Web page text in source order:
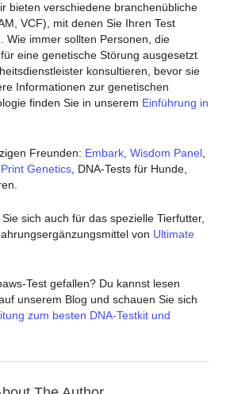
bieten verschiedene branchenübliche
VCF), mit denen Sie Ihren Test
Wie immer sollten Personen, die
eine genetische Störung ausgesetzt
konsultieren, bevor sie
Informationen zur genetischen
finden Sie in unserem Einführung in
Freunden: Embark Wisdom Panel
Genetics , DNA-Tests für Hunde,
sich auch für das spezielle Tierfutter,
von Ultimate
Test gefallen? Du kannst lesen
unserem Blog und schauen Sie sich
zum besten DNA-Testkit und